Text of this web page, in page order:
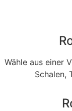
Wähle aus einer
Schalen,